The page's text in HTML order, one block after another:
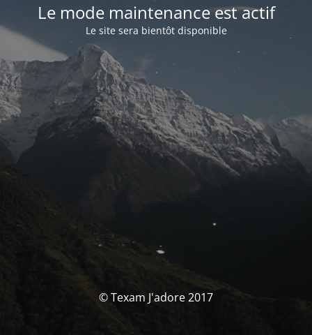
Le mode maintenance est actif
Le site sera bientôt disponible
© Texam J'adore 2017